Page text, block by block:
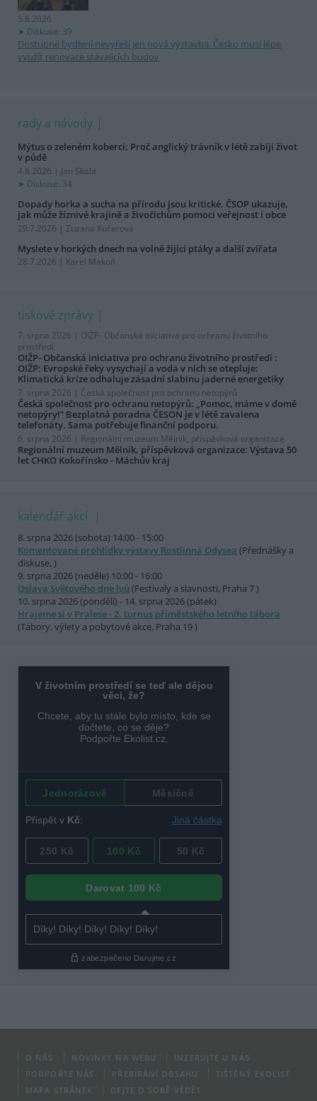
5.8.2026
Diskuse: 39
Dostupné bydlení nevyřeší jen nová výstavba. Česko musí lépe
využít renovace stávajících budov
rady a návody
Mýtus o zeleném koberci: Proč anglický trávník v létě zabíjí život
v půdě
4.8.2026 | Jan Skala
Diskuse: 34
Dopady horka a sucha na přírodu jsou kritické. ČSOP ukazuje,
jak může žíznivé krajině a živočichům pomoci veřejnost i obce
29.7.2026 | Zuzana Kučerová
Myslete v horkých dnech na volně žijící ptáky a další zvířata
28.7.2026 | Karel Makoň
tiskové zprávy
7. srpna 2026 | OIŽP- Občanská iniciativa pro ochranu životního
prostředí
OIŽP- Občanská iniciativa pro ochranu životního prostředí :
OIŽP: Evropské řeky vysychají a voda v nich se otepluje:
Klimatická krize odhaluje zásadní slabinu jaderné energetiky
7. srpna 2026 | Česká společnost pro ochranu netopýrů
Česká společnost pro ochranu netopýrů: „Pomoc, máme v domě
netopýry!“ Bezplatná poradna ČESON je v létě zavalena
telefonáty. Sama potřebuje finanční podporu.
6. srpna 2026 | Regionální muzeum Mělník, příspěvková organizace
Regionální muzeum Mělník, příspěvková organizace: Výstava 50
let CHKO Kokořínsko - Máchův kraj
kalendář akcí
8. srpna 2026 (sobota) 14:00 - 15:00
Komentované prohlídky výstavy Rostlinná Odysea (Přednášky a
diskuse, )
9. srpna 2026 (neděle) 10:00 - 16:00
Oslava Světového dne lvů (Festivaly a slavnosti, Praha 7 )
10. srpna 2026 (pondělí) - 14. srpna 2026 (pátek)
Hrajeme si v Pralese - 2. turnus příměstského letního tábora
(Tábory, výlety a pobytové akce, Praha 19 )
O NÁS NOVINKY NA WEBU
INZERUJTE U NÁS
PODPOŘTE NÁS
PŘEBÍRÁNÍ OBSAHU
TIŠTĚNÝ EKOLIST
MAPA STRÁNEK
DEJTE O SOBĚ VĚDĚT